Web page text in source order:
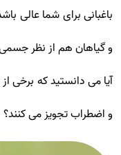
باغبانی برای شما عالی
و گیاهان هم از نظر
آیا می دانستید که برخی
و اضطراب تجویز می کنند؟